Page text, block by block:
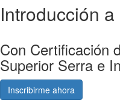
Introducción
Con Certificación
Superior Serra e
Inscribirme ahora